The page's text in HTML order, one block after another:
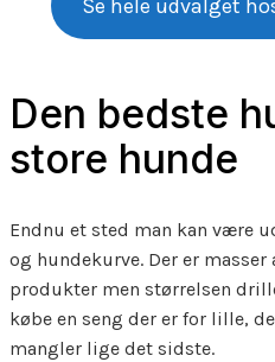
Se hele udvalget
Den bedste
store hunde
Endnu et sted man kan være
og hundekurve. Der er
produkter men størrelsen
købe en seng der er for lille,
mangler lige det sidste.